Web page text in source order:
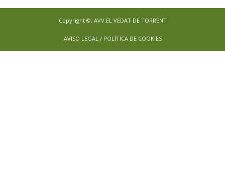
Copyright ©, AVV.EL VEDAT DE TORRENT
AVISO LEGAL / POLÍTICA DE COOKIES